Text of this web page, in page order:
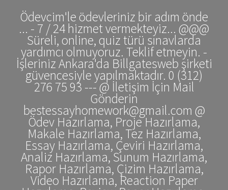
Ödevcim'le ödevleriniz bir adım önde
... - 7 / 24 hizmet vermekteyiz... @@@
Süreli, online, quiz türü sınavlarda
yardımcı olmuyoruz. Teklif etmeyin. -
İşleriniz Ankara'da Billgatesweb şirketi
güvencesiyle yapılmaktadır. 0 (312)
276 75 93 --- @ İletişim İçin Mail
Gönderin
bestessayhomework@gmail.com @
Ödev Hazırlama, Proje Hazırlama,
Makale Hazırlama, Tez Hazırlama,
Essay Hazırlama, Çeviri Hazırlama,
Analiz Hazırlama, Sunum Hazırlama,
Rapor Hazırlama, Çizim Hazırlama,
Video Hazırlama, Reaction Paper